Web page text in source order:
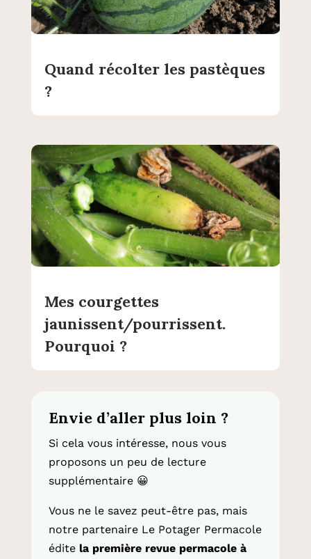
Quand récolter les pastèques
?
Mes courgettes
jaunissent/pourrissent.
Pourquoi ?
Envie d’aller plus loin ?
Si cela vous intéresse, nous vous
proposons un peu de lecture
supplémentaire 😀
Vous ne le savez peut-être pas, mais
notre partenaire Le Potager Permacole
éditela première revue permacole à